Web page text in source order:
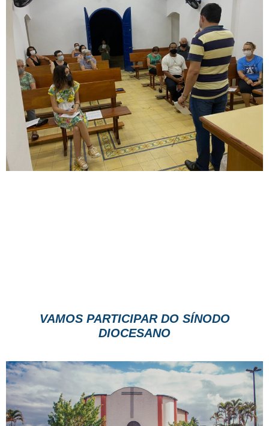
VAMOS PARTICIPAR DO SÍNODO
DIOCESANO